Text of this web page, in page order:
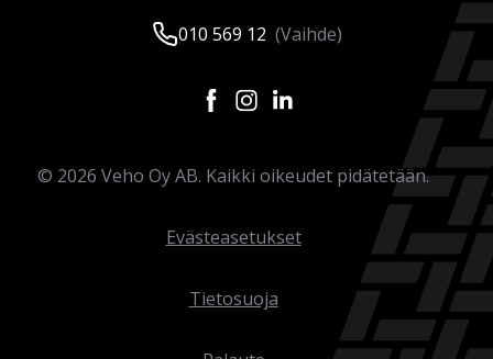
010 569 12 (Vaihde)
© 2026 Veho Oy AB. Kaikki oikeudet pidätetään.
Evästeasetukset
Tietosuoja